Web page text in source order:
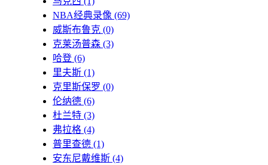
NBA经典录像 (69)
威斯布鲁克 (0)
克莱汤普森 (3)
哈登 (6)
里夫斯 (1)
克里斯保罗 (0)
伦纳德 (6)
杜兰特 (3)
弗拉格 (4)
普里查德 (1)
安东尼戴维斯 (4)